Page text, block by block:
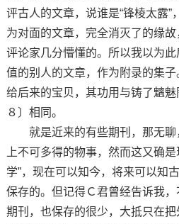
评古人的文章，说谁是“锋棱太露”
为对面的文章，完全消灭了的缘
评论家几分懵懂的。所以我以为
值的别人的文章，作为附录的集
给后来的宝贝，其功用与铸了魑魅
８〕相同。
就是近来的有些期刊，那无聊
上不可多得的物事，然而这又确
学”，现在可以知今，将来可以知
保存的。但记得Ｃ君曾经告诉我
期刊，也保存的很少，大抵只在